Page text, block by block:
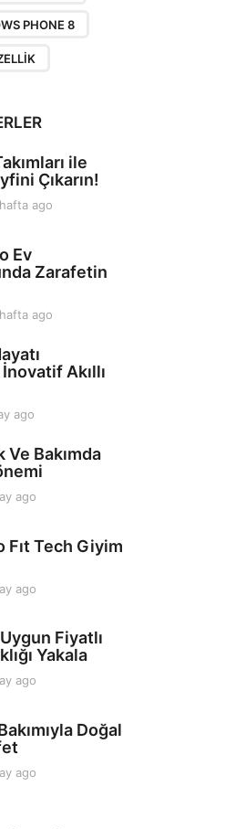
PHONE 8
ile
Çıkarın!
ago
g
Ev
Zarafetin
ago
aAkıllı
ago
y
a
o
Bakımda
ago
Tech Giyim
ago
a
g
Fiyatlı
Yakala
ago
a
Doğal
ago